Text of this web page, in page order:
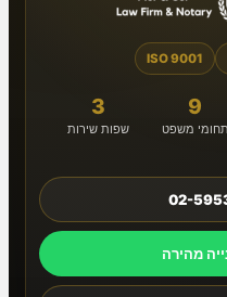
ISO 9001
9
תחומי משפט
3
שפות שירות